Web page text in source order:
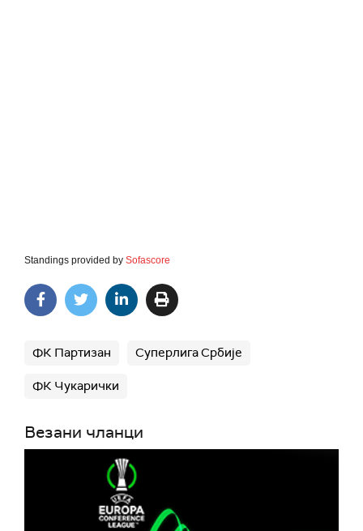
Standings provided by Sofascore
ФК Партизан Суперлига Србије
ФК Чукарички
Везани чланци